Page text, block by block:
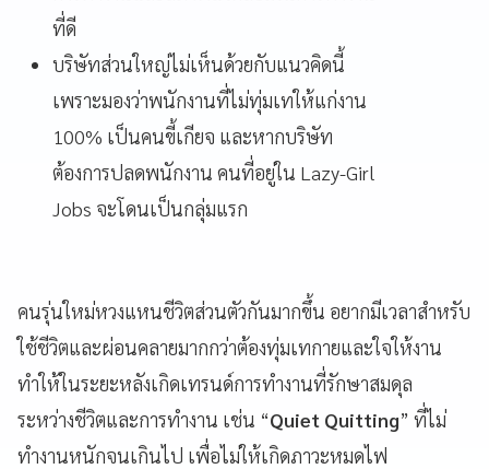
ที่ดี
บริษัทส่วนใหญ่ไม่เห็นด้วยกับแนวคิดนี้
เพราะมองว่าพนักงานที่ไม่ทุ่มเทให้แก่งาน
100% เป็นคนขี้เกียจ และหากบริษัท
ต้องการปลดพนักงาน คนที่อยู่ใน Lazy-Girl
Jobs จะโดนเป็นกลุ่มแรก
คนรุ่นใหม่หวงแหนชีวิตส่วนตัวกันมากขึ้น อยากมีเวลาสำหรับ
ใช้ชีวิตและผ่อนคลายมากกว่าต้องทุ่มเทกายและใจให้งาน
ทำให้ในระยะหลังเกิดเทรนด์การทำงานที่รักษาสมดุล
ระหว่างชีวิตและการทำงาน เช่น “Quiet Quitting” ที่ไม่
ทำงานหนักจนเกินไป เพื่อไม่ให้เกิดภาวะหมดไฟ